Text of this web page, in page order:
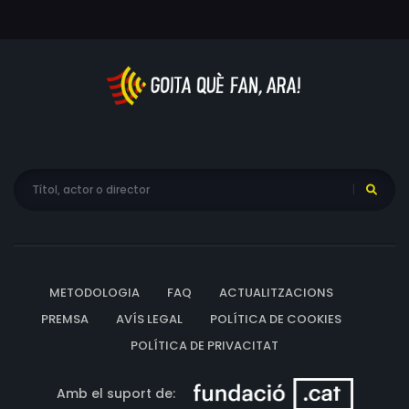
METODOLOGIA FAQ
ACTUALITZACIONS
PREMSA
AVÍS LEGAL
POLÍTICA DE COOKIES
POLÍTICA DE PRIVACITAT
Amb el suport de: